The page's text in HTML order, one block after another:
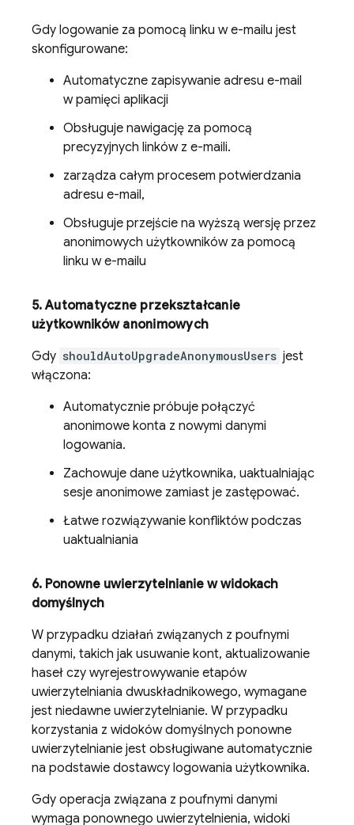
Gdy logowanie za pomocą linku w e-mailu jest
skonfigurowane:
Automatyczne zapisywanie adresu e-mail
w pamięci aplikacji
Obsługuje nawigację za pomocą
precyzyjnych linków z e-maili.
zarządza całym procesem potwierdzania
adresu e-mail,
Obsługuje przejście na wyższą wersję przez
anonimowych użytkowników za pomocą
linku w e-mailu
5. Automatyczne przekształcanie
użytkowników anonimowych
Gdy shouldAutoUpgradeAnonymousUsers jest
włączona:
Automatycznie próbuje połączyć
anonimowe konta z nowymi danymi
logowania.
Zachowuje dane użytkownika, uaktualniając
sesje anonimowe zamiast je zastępować.
Łatwe rozwiązywanie konfliktów podczas
uaktualniania
6. Ponowne uwierzytelnianie w widokach
domyślnych
W przypadku działań związanych z poufnymi
danymi, takich jak usuwanie kont, aktualizowanie
haseł czy wyrejestrowywanie etapów
uwierzytelniania dwuskładnikowego, wymagane
jest niedawne uwierzytelnianie. W przypadku
korzystania z widoków domyślnych ponowne
uwierzytelnianie jest obsługiwane automatycznie
na podstawie dostawcy logowania użytkownika.
Gdy operacja związana z poufnymi danymi
wymaga ponownego uwierzytelnienia, widoki